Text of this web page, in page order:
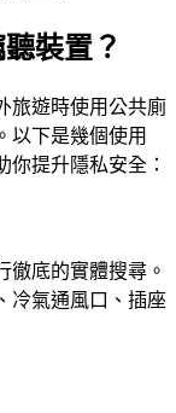
裝置？
旅遊時使用公共廁
以下是幾個使用
你提升隱私安全：
徹底的實體搜尋。
冷氣通風口、插座